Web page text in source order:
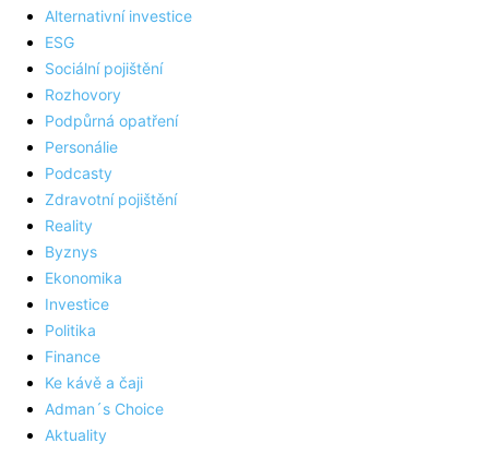
Alternativní investice
ESG
Sociální pojištění
Rozhovory
Podpůrná opatření
Personálie
Podcasty
Zdravotní pojištění
Reality
Byznys
Ekonomika
Investice
Politika
Finance
Ke kávě a čaji
Adman´s Choice
Aktuality